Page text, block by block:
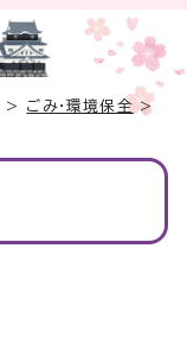
> ごみ・環境保全 >